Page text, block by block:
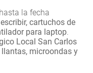
la fecha
cartuchos de
para laptop.
Local San Carlos
llantas, microondas y